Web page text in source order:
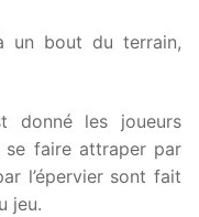
un bout du terrain,
donné les joueurs
se faire attraper par
l’épervier sont fait
jeu.